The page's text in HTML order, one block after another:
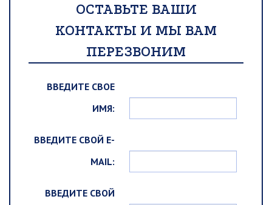
ОСТАВЬТЕ ВАШИ
КОНТАКТЫ И МЫ ВАМ
ПЕРЕЗВОНИМ
ВВЕДИТЕ СВОЕ
ИМЯ:
ВВЕДИТЕ СВОЙ E-
MAIL:
ВВЕДИТЕ СВОЙ